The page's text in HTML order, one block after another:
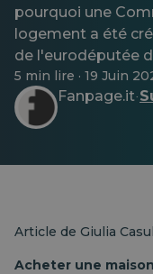
pourquoi une
logement a été
de l'eurodéputée
5 min lire · 19 Juin
Fanpage.it·
Article de Giulia
Acheter une maison